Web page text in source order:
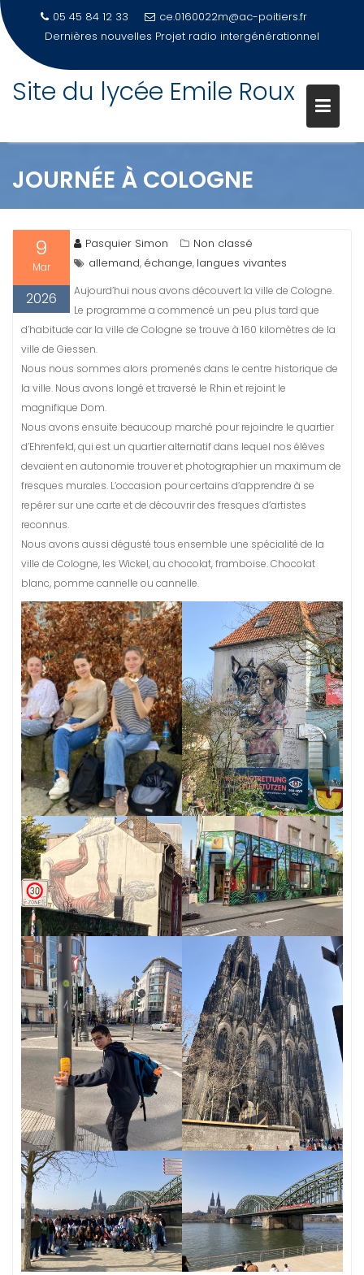
Skip
05 45 84 12 33
ce.0160022m@ac-poitiers.fr
Dernières nouvelles Projet radio intergénérationnel
Site du lycée Emile Roux
JOURNÉE À COLOGNE
9
Mar
2026
Pasquier Simon
Non classé
allemand, échange, langues vivantes
Aujourd’hui nous avons découvert la ville de Cologne.
Le programme a commencé un peu plus tard que
d’habitude car la ville de Cologne se trouve à 160 kilomètres de la
ville de Giessen.
Nous nous sommes alors promenés dans le centre historique de
la ville. Nous avons longé et traversé le Rhin et rejoint le
magnifique Dom.
Nous avons ensuite beaucoup marché pour rejoindre le quartier
d’Ehrenfeld, qui est un quartier alternatif dans lequel nos élèves
devaient en autonomie trouver et photographier un maximum de
fresques murales. L’occasion pour certains d’apprendre à se
repérer sur une carte et de découvrir des fresques d’artistes
reconnus.
Nous avons aussi dégusté tous ensemble une spécialité de la
ville de Cologne, les Wickel, au chocolat, framboise. Chocolat
blanc, pomme cannelle ou cannelle.